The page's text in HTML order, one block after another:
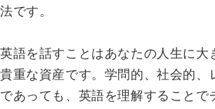
法です。
英語を話すことはあなたの人生に大
貴重な資産です。学問的、社会的、
であっても、英語を理解することで